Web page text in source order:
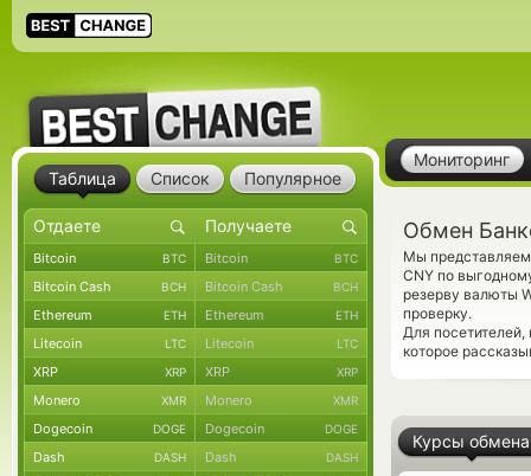
Мониторинг
Обмен
Мы представляем
CNY по
резерву валюты
проверку.
Для
которое
Курсы обмена
Таблица Список Популярное
Bitcoin BTC Bitcoin BTC
Bitcoin Cash BCH Bitcoin Cash BCH
Ethereum ETH Ethereum ETH
Litecoin LTC Litecoin LTC
XRP XRP XRP XRP
Monero XMR Monero XMR
Dogecoin DOGE Dogecoin DOGE
Dash DASH Dash DASH